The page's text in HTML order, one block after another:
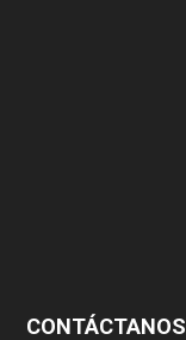
CONTÁCTANOS